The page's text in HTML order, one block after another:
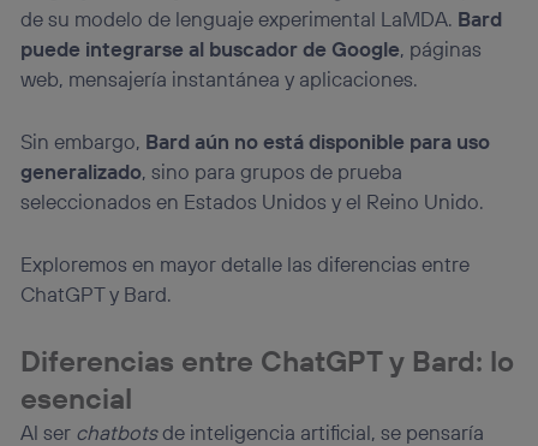
de su modelo de lenguaje experimental LaMDA. Bard
puede integrarse al buscador de Google, páginas
web, mensajería instantánea y aplicaciones.
Sin embargo, Bard aún no está disponible para uso
generalizado, sino para grupos de prueba
seleccionados en Estados Unidos y el Reino Unido.
Exploremos en mayor detalle las diferencias entre
ChatGPT y Bard.
Diferencias entre ChatGPT y Bard: lo
esencial
Al ser chatbotsde inteligencia artificial, se pensaría
“Administrar Utiq” en la parte inferior de esta página web o
visitando el portal de privacidad de Utiq
(“consenthub”) . Para más información, consulta
la política de privacidad de Utiq.